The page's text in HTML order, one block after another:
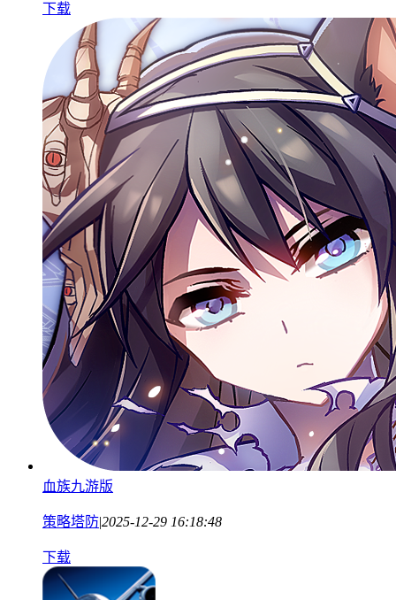
下载
血族九游版
策略塔防|2025-12-29 16:18:48
下载